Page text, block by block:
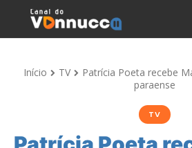
Início TV
Patrícia Poeta recebe
paraense
TV